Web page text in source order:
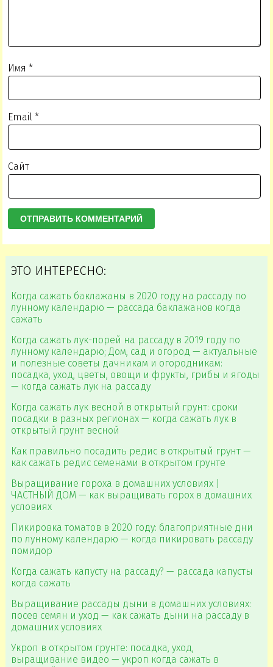
Имя*
Email*
Сайт
ЭТО ИНТЕРЕСНО:
Когда сажать баклажаны в 2020 году на рассаду по
лунному календарю — рассада баклажанов когда
сажать
Когда сажать лук-порей на рассаду в 2019 году по
лунному календарю; Дом, сад и огород — актуальные
и полезные советы дачникам и огородникам:
посадка, уход, цветы, овощи и фрукты, грибы и ягоды
— когда сажать лук на рассаду
Когда сажать лук весной в открытый грунт: сроки
посадки в разных регионах — когда сажать лук в
открытый грунт весной
Как правильно посадить редис в открытый грунт —
как сажать редис семенами в открытом грунте
Выращивание гороха в домашних условиях |
ЧАСТНЫЙ ДОМ — как выращивать горох в домашних
условиях
Пикировка томатов в 2020 году: благоприятные дни
по лунному календарю — когда пикировать рассаду
помидор
Когда сажать капусту на рассаду? — рассада капусты
когда сажать
Выращивание рассады дыни в домашних условиях:
посев семян и уход — как сажать дыни на рассаду в
домашних условиях
Укроп в открытом грунте: посадка, уход,
выращивание видео — укроп когда сажать в